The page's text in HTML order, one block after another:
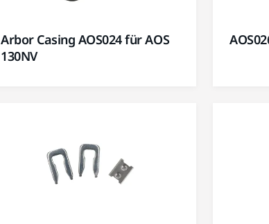
Arbor Casing AOS024 für AOS
130NV